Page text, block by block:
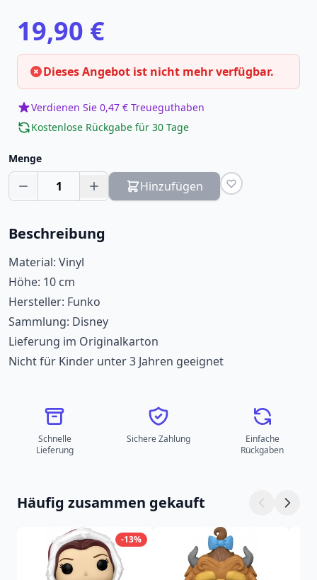
19,90 €
Dieses Angebot ist nicht mehr verfügbar.
Verdienen Sie 0,47 € Treueguthaben
Kostenlose Rückgabe für 30 Tage
Menge
1 Hinzufügen
Beschreibung
Material: Vinyl
Höhe: 10 cm
Hersteller: Funko
Sammlung: Disney
Lieferung im Originalkarton
Nicht für Kinder unter 3 Jahren geeignet
Schnelle
Lieferung
Sichere Zahlung
Einfache
Rückgaben
Häufig zusammen gekauft
-13%